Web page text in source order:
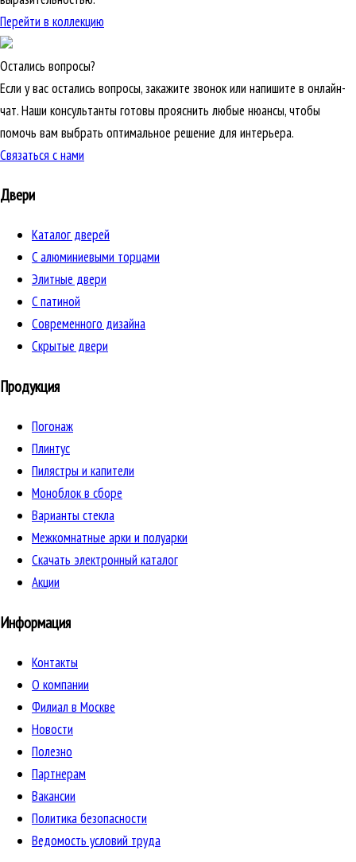
Перейти в коллекцию
Остались вопросы?
Если у вас остались вопросы, закажите звонок или напишите в онлайн-
чат. Наши консультанты готовы прояснить любые нюансы, чтобы
помочь вам выбрать оптимальное решение для интерьера.
Связаться с нами
Двери
Каталог дверей
C алюминиевыми торцами
Элитные двери
C патиной
Cовременного дизайна
Скрытые двери
Продукция
Погонаж
Плинтус
Пилястры и капители
Моноблок в сборе
Варианты стекла
Межкомнатные арки и полуарки
Скачать электронный каталог
Акции
Информация
Контакты
О компании
Филиал в Москве
Новости
Полезно
Партнерам
Вакансии
Политика безопасности
Ведомость условий труда